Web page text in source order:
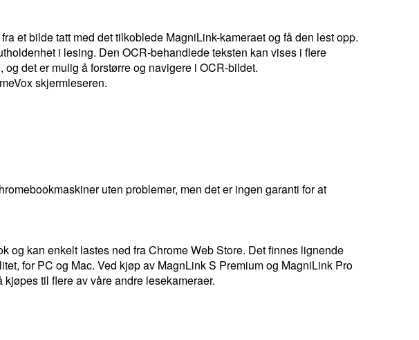
et bilde tatt med det tilkoblede MagniLink-kameraet og få den lest opp.
i lesing. Den OCR-behandlede teksten kan vises i flere
det er mulig å forstørre og navigere i OCR-bildet.
skjermleseren.
uten problemer, men det er ingen garanti for at
og kan enkelt lastes ned fra Chrome Web Store. Det finnes lignende
for PC og Mac. Ved kjøp av MagnLink S Premium og MagniLink Pro
til flere av våre andre lesekameraer.